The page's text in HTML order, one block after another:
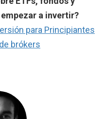
a invertir?
para Principiantes
brókers